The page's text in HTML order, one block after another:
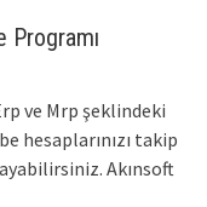
Programı
ve Mrp şeklindeki
hesaplarınızı takip
Akınsoft